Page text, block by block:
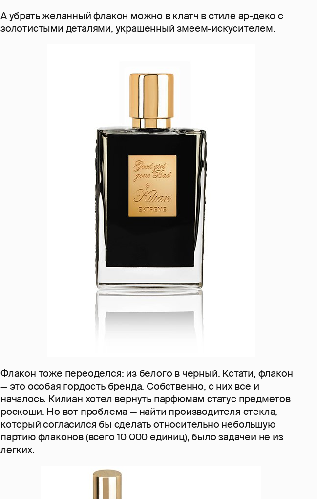
А убрать желанный флакон можно в клатч в стиле ар-деко с
золотистыми деталями, украшенный змеем-искусителем.
Флакон тоже переоделся: из белого в черный. Кстати, флакон
— это особая гордость бренда. Собственно, с них все и
началось. Килиан хотел вернуть парфюмам статус предметов
роскоши. Но вот проблема — найти производителя стекла,
который согласился бы сделать относительно небольшую
партию флаконов (всего 10 000 единиц), было задачей не из
легких.